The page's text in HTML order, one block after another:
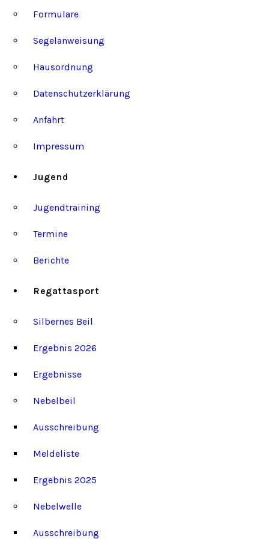
Formulare
Segelanweisung
Hausordnung
Datenschutzerklärung
Anfahrt
Impressum
Jugend
Jugendtraining
Termine
Berichte
Regattasport
Silbernes Beil
Ergebnis 2026
Ergebnisse
Nebelbeil
Ausschreibung
Meldeliste
Ergebnis 2025
Nebelwelle
Ausschreibung